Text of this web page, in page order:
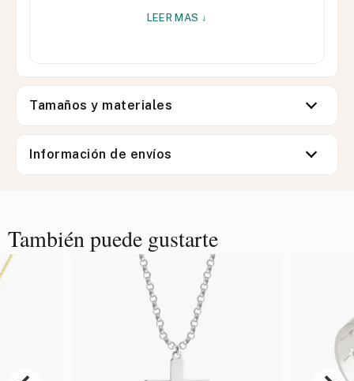
LEER MAS ↓
Tamaños y materiales
Información de envíos
También puede gustarte